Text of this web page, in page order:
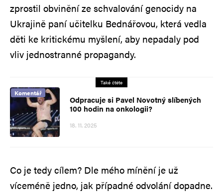
zprostil obvinění ze schvalování genocidy na
Ukrajině paní učitelku Bednářovou, která vedla
děti ke kritickému myšlení, aby nepadaly pod
vliv jednostranné propagandy.
Také čtěte
Komentář
Odpracuje si Pavel Novotný slíbených
100 hodin na onkologii?
18. 11. 2025
Co je tedy cílem? Dle mého mínění je už
víceméně jedno, jak případné odvolání dopadne.